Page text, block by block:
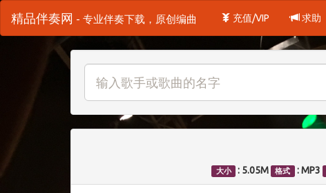
精品伴奏网 - 专业伴奏下载，原创编曲 充值/VIP 求助
大小 : 5.05M 格式 : MP3